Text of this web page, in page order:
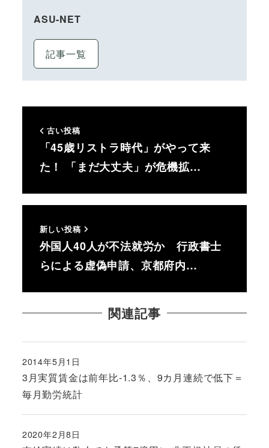
ASU-NET
記事一覧
古い投稿
「45歳リストラ時代」がやって来
た！ 「まだ大丈夫」が危機拡…
新しい投稿
外国人40人が不法就労か 行政書士
らによる虚偽申請、京都府内…
関連記事
3月実質賃金は前年比‐1.3％、9カ月連続で低下＝
毎月勤労統計
投稿日
2014年5月1日
投稿日
2020年2月8日